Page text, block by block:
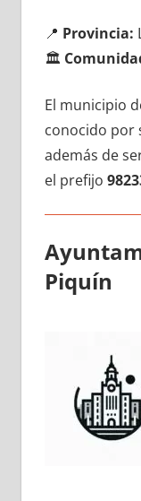
📍 Provincia:
🏛️
El municipio
conocido pοr
además dе
el prefijo
Piquín